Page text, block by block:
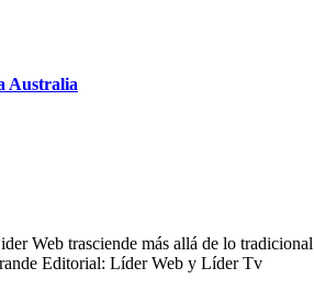
Australia
Web trasciende más allá de lo
Editorial: Líder Web y Líder Tv